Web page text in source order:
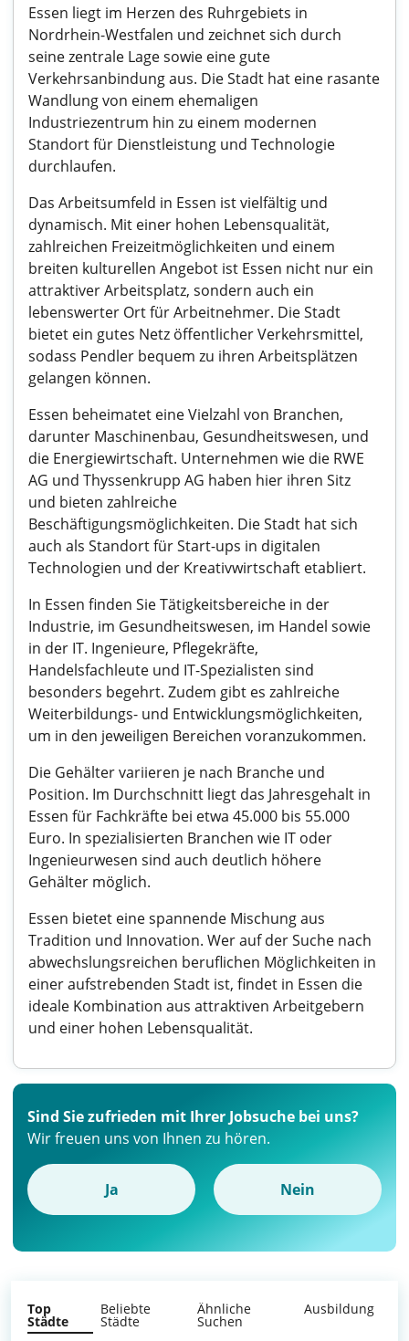
Essen liegt im Herzen des Ruhrgebiets in
Nordrhein-Westfalen und zeichnet sich durch
seine zentrale Lage sowie eine gute
Verkehrsanbindung aus. Die Stadt hat eine rasante
Wandlung von einem ehemaligen
Industriezentrum hin zu einem modernen
Standort für Dienstleistung und Technologie
durchlaufen.
Das Arbeitsumfeld in Essen ist vielfältig und
dynamisch. Mit einer hohen Lebensqualität,
zahlreichen Freizeitmöglichkeiten und einem
breiten kulturellen Angebot ist Essen nicht nur ein
attraktiver Arbeitsplatz, sondern auch ein
lebenswerter Ort für Arbeitnehmer. Die Stadt
bietet ein gutes Netz öffentlicher Verkehrsmittel,
sodass Pendler bequem zu ihren Arbeitsplätzen
gelangen können.
Essen beheimatet eine Vielzahl von Branchen,
darunter Maschinenbau, Gesundheitswesen, und
die Energiewirtschaft. Unternehmen wie die RWE
AG und Thyssenkrupp AG haben hier ihren Sitz
und bieten zahlreiche
Beschäftigungsmöglichkeiten. Die Stadt hat sich
auch als Standort für Start-ups in digitalen
Technologien und der Kreativwirtschaft etabliert.
In Essen finden Sie Tätigkeitsbereiche in der
Industrie, im Gesundheitswesen, im Handel sowie
in der IT. Ingenieure, Pflegekräfte,
Handelsfachleute und IT-Spezialisten sind
besonders begehrt. Zudem gibt es zahlreiche
Weiterbildungs- und Entwicklungsmöglichkeiten,
um in den jeweiligen Bereichen voranzukommen.
Die Gehälter variieren je nach Branche und
Position. Im Durchschnitt liegt das Jahresgehalt in
Essen für Fachkräfte bei etwa 45.000 bis 55.000
Euro. In spezialisierten Branchen wie IT oder
Ingenieurwesen sind auch deutlich höhere
Gehälter möglich.
Essen bietet eine spannende Mischung aus
Tradition und Innovation. Wer auf der Suche nach
abwechslungsreichen beruflichen Möglichkeiten in
einer aufstrebenden Stadt ist, findet in Essen die
ideale Kombination aus attraktiven Arbeitgebern
und einer hohen Lebensqualität.
Sind Sie zufrieden mit Ihrer Jobsuche bei uns?
Wir freuen uns von Ihnen zu hören.
Ja Nein
Top
Städte
Beliebte
Städte
Ähnliche
Suchen
Ausbildung